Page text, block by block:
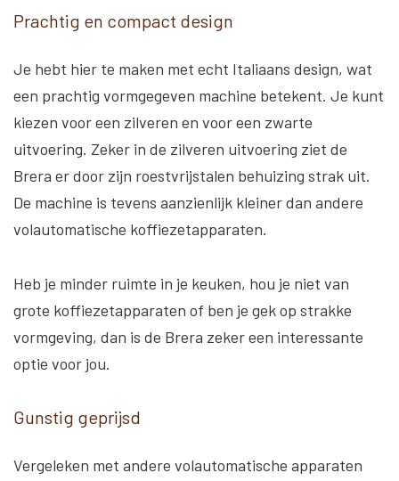
Prachtig en compact design
Je hebt hier te maken met echt Italiaans design, wat
een prachtig vormgegeven machine betekent. Je kunt
kiezen voor een zilveren en voor een zwarte
uitvoering. Zeker in de zilveren uitvoering ziet de
Brera er door zijn roestvrijstalen behuizing strak uit.
De machine is tevens aanzienlijk kleiner dan andere
volautomatische koffiezetapparaten.
Heb je minder ruimte in je keuken, hou je niet van
grote koffiezetapparaten of ben je gek op strakke
vormgeving, dan is de Brera zeker een interessante
optie voor jou.
Gunstig geprijsd
Vergeleken met andere volautomatische apparaten